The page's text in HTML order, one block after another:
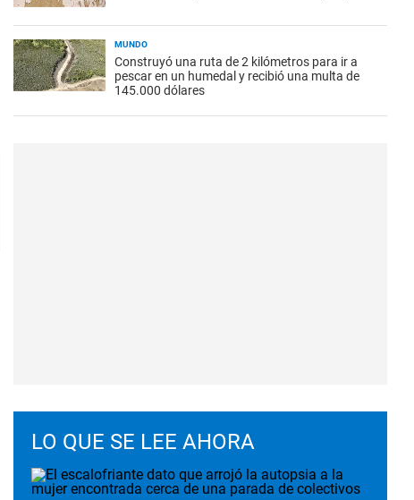
MUNDO
Construyó una ruta de 2 kilómetros para ir a
pescar en un humedal y recibió una multa de
145.000 dólares
LO QUE SE LEE AHORA